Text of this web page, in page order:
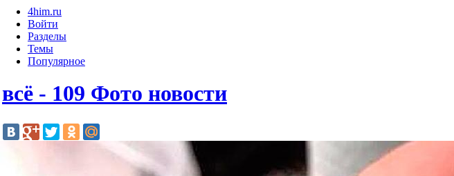
4him.ru
Войти
Разделы
Темы
Популярное
всё - 109 Фото новости